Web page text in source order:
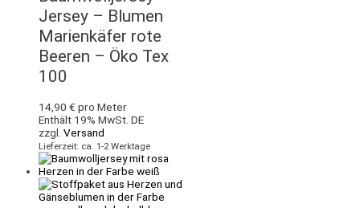
Jersey – Blumen
Marienkäfer rote
Beeren – Öko Tex
100
14,90 € pro Meter
Enthält 19% MwSt. DE
zzgl. Versand
Lieferzeit: ca. 1-2 Werktage